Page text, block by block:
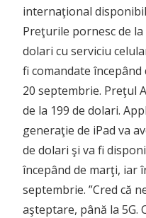
internaţional
Preţurile pornesc de la
dolari cu serviciu
fi comandate
20 septembrie. Preţul
de la 199 de dolari.
generaţie de iPad va
de dolari şi va fi
începând de marţi, iar
septembrie. ”Cred că
aşteptare, până la 5G.